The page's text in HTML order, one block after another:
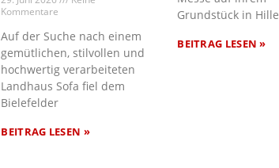
Kommentare
Auf der Suche nach einem
gemütlichen, stilvollen und
hochwertig verarbeiteten
Landhaus Sofa fiel dem
Bielefelder
BEITRAG LESEN »
Grundstück in Hille
BEITRAG LESEN »